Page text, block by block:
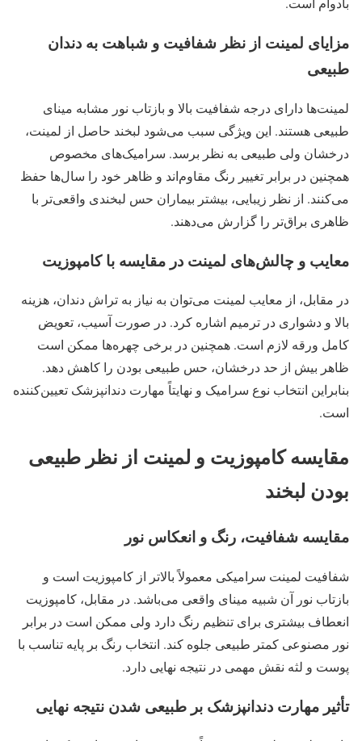
مزایای لمینت از نظر شفافیت و شباهت به دندان
طبیعی
لمینت‌ها دارای درجه شفافیت بالا و بازتاب نور مشابه مینای
طبیعی هستند. این ویژگی سبب می‌شود لبخند حاصل از لمینت،
درخشان ولی طبیعی به نظر برسد. سرامیک‌های مخصوص
همچنین در برابر تغییر رنگ مقاوم‌اند و ظاهر خود را سال‌ها حفظ
می‌کنند. از نظر زیبایی، بیشتر بیماران حس لبخندی واقعی‌تر با
ظاهری براق‌تر را گزارش می‌دهند.
معایب و چالش‌های لمینت در مقایسه با کامپوزیت
در مقابل، از معایب لمینت می‌توان به نیاز به تراش دندان، هزینه
بالا و دشواری در ترمیم اشاره کرد. در صورت آسیب، تعویض
کامل ورقه لازم است. همچنین در برخی چهره‌ها ممکن است
ظاهر بیش از حد درخشان، حس طبیعی بودن را کاهش دهد.
بنابراین انتخاب نوع سرامیک و نهایتاً مهارت دندانپزشک تعیین‌کننده
است.
مقایسه کامپوزیت و لمینت از نظر طبیعی
بودن لبخند
مقایسه شفافیت، رنگ و انعکاس نور
شفافیت لمینت سرامیکی معمولاً بالاتر از کامپوزیت است و
بازتاب نور آن شبیه مینای واقعی می‌باشد. در مقابل، کامپوزیت
انعطاف بیشتری برای تنظیم رنگ دارد ولی ممکن است در برابر
نور مصنوعی کمتر طبیعی جلوه کند. انتخاب رنگ بر پایه تناسب با
پوست و لثه نقش مهمی در نتیجه نهایی دارد.
تأثیر مهارت دندانپزشک بر طبیعی شدن نتیجه نهایی